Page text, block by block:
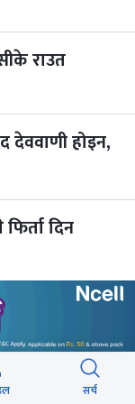
राउत
देववाणी होइन,
दिन
लाग्ने विकास
सर्च